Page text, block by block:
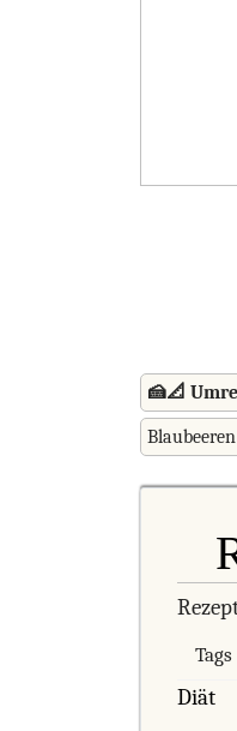
🍰📐
Blaubeeren
Tags
Diät